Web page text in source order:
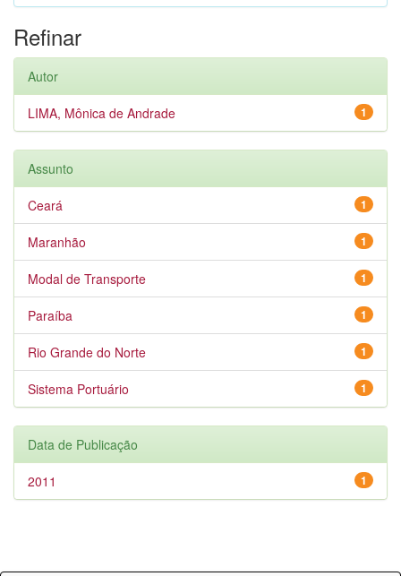
Refinar
Autor
1
LIMA, Mônica de Andrade
Assunto
1
Ceará
1
Maranhão
1
Modal de Transporte
1
Paraíba
1
Rio Grande do Norte
1
Sistema Portuário
Data de Publicação
1
2011